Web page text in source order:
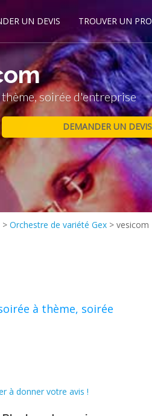
UN DEVIS TROUVER UN PRO
soirée d'entreprise
> Orchestre de variété Gex > vesicom
à thème, soirée
à donner votre avis !